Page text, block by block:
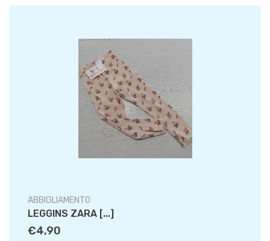
ABBIGLIAMENTO
LEGGINS ZARA [...]
€4,90